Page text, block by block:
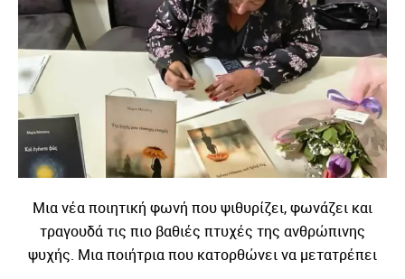
Μια νέα ποιητική φωνή που ψιθυρίζει, φωνάζει και
τραγουδά τις πιο βαθιές πτυχές της ανθρώπινης
ψυχής. Μια ποιήτρια που κατορθώνει να μετατρέπει